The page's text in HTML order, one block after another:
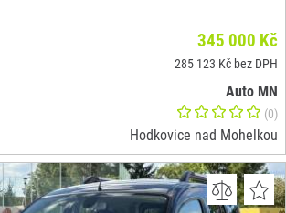
345 000 Kč
285 123 Kč bez DPH
Auto MN
(0)
Hodkovice nad Mohelkou